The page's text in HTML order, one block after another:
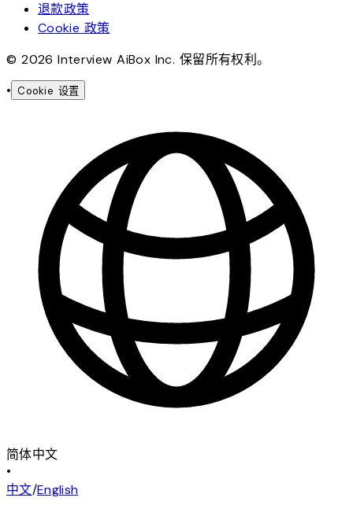
退款政策
Cookie 政策
© 2026 Interview AiBox Inc. 保留所有权利。
• Cookie 设置
简体中文
•
中文/English